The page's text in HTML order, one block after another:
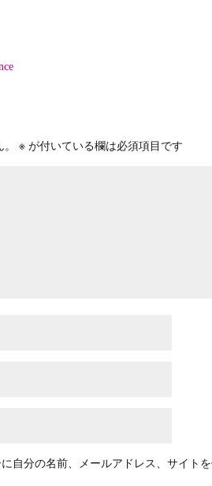
※ が付いている欄は必須項目です
自分の名前、メールアドレス、サイトを